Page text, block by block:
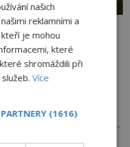
Jak se
o hmotnosti
3.3TIS
místo, které
Starověký Baalbek
komplexu, v nichž leží
zdá téměř nemožné je
našich
reklamními a
je mohou
které
shromáždili při
služeb.Více
(1616)